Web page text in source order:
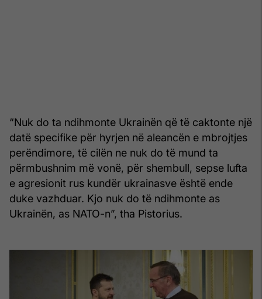
“Nuk do ta ndihmonte Ukrainën që të caktonte një
datë specifike për hyrjen në aleancën e mbrojtjes
perëndimore, të cilën ne nuk do të mund ta
përmbushnim më vonë, për shembull, sepse lufta
e agresionit rus kundër ukrainasve është ende
duke vazhduar. Kjo nuk do të ndihmonte as
Ukrainën, as NATO-n”, tha Pistorius.